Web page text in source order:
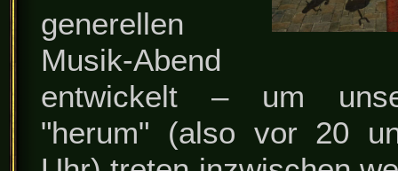
generellen
Musik-Abend
entwickelt – um
"herum" (also vor 20